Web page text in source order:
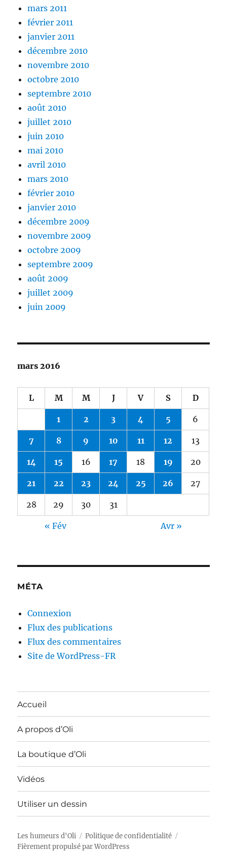
mars 2011
février 2011
janvier 2011
décembre 2010
novembre 2010
octobre 2010
septembre 2010
août 2010
juillet 2010
juin 2010
mai 2010
avril 2010
mars 2010
février 2010
janvier 2010
décembre 2009
novembre 2009
octobre 2009
septembre 2009
août 2009
juillet 2009
juin 2009
mars 2016
L M M J V S D
1 2 3 4 5 6
7 8 9 10 11 12 13
14 15 16 17 18 19 20
21 22 23 24 25 26 27
28 29 30 31
« Fév Avr »
MÉTA
Connexion
Flux des publications
Flux des commentaires
Site de WordPress-FR
Accueil
A propos d’Oli
La boutique d’Oli
Vidéos
Utiliser un dessin
Les humeurs d'Oli
Politique de confidentialité
Fièrement propulsé par WordPress